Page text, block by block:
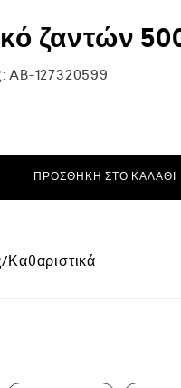
ζαντών
AB-127320599
ΠΡΟΣΘΉΚΗ ΣΤΟ ΚΑΛΆΘΙ
Καθαριστικά